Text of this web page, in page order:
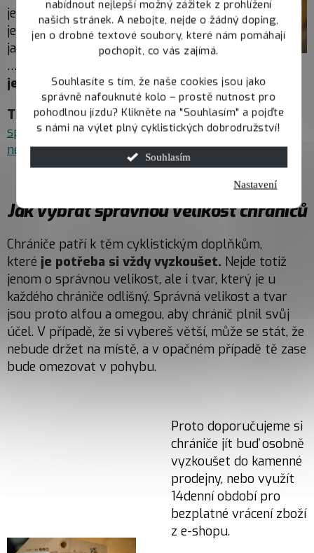
nabídnout nejlepší možný zážitek z prohlížení
našich stránek. A nebojte, nejde o žádný doping,
jen o drobné textové soubory, které nám pomáhají
pochopit, co vás zajímá.
Souhlasíte s tím, že naše cookies jsou jako
správně nafouknuté kolo – prostě nutnost pro
pohodlnou jízdu? Klikněte na "Souhlasím" a pojďte
s námi na výlet plný cyklistických dobrodružství!
Souhlasím
Nastavení
je přizpůsobivý –
jednoduše ti musí sedět
jako prdel na hrnec;
…
ježdění .
TIP:
Zjisti, jak svoje kolo
správně udržovat v tom
nejlepším stavu
Jak vybrat správnou velikost chráničů
Chrániče patří k těm cyklistickým doplňkům,
které je potřeba si vždy vyzkoušet. Nejde totiž
jenom o správnou velikost, ale i tvar, který je u
každého chrániče odlišný. Správná velikost a tvar
jsou proto alfou a omegou, aby chránič plnil svůj
účel. V případě, že si vybereš větší, může se stát, že
nebude držet na místě, a v opačném případě tě zase
bude omezovat v pohybu.
Proto doporučujeme si
chrániče jít buď osobně
vyzkoušet do kamenné
prodejny, nebo využít
14denní období pro
bezplatné vrácení zboží
z e-shopu.